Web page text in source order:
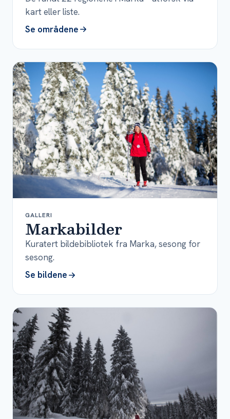
kart eller liste.
Se områdene
GALLERI
Markabilder
Kuratert bildebibliotek fra Marka, sesong for
sesong.
Se bildene